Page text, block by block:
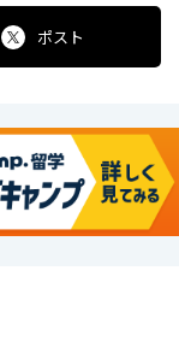
ポスト